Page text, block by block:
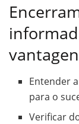
Entender
para o
Verificar